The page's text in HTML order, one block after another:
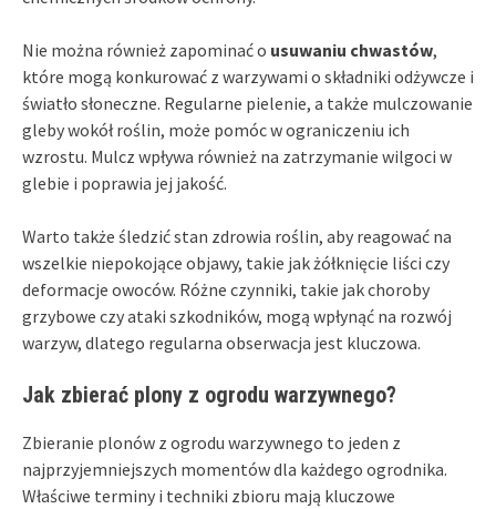
Nie można również zapominać o usuwaniu chwastów,
które mogą konkurować z warzywami o składniki odżywcze i
światło słoneczne. Regularne pielenie, a także mulczowanie
gleby wokół roślin, może pomóc w ograniczeniu ich
wzrostu. Mulcz wpływa również na zatrzymanie wilgoci w
glebie i poprawia jej jakość.
Warto także śledzić stan zdrowia roślin, aby reagować na
wszelkie niepokojące objawy, takie jak żółknięcie liści czy
deformacje owoców. Różne czynniki, takie jak choroby
grzybowe czy ataki szkodników, mogą wpłynąć na rozwój
warzyw, dlatego regularna obserwacja jest kluczowa.
Jak zbierać plony z ogrodu warzywnego?
Zbieranie plonów z ogrodu warzywnego to jeden z
najprzyjemniejszych momentów dla każdego ogrodnika.
Właściwe terminy i techniki zbioru mają kluczowe